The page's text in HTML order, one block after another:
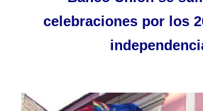
celebraciones por los